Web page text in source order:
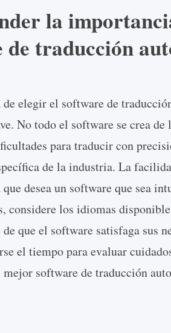
la
de traducción
de elegir el software de
No todo el software se crea
para traducir con
de la industria. La
que desea un software que sea
considere los idiomas
de que el software satisfaga sus
el tiempo para evaluar
software de traducción